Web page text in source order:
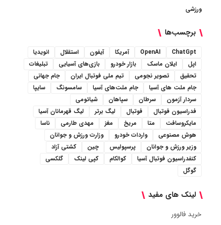
ورزشی
برچسب‌ها
ChatGpt
OpenAI آمریکا آیفون استقلال
انویدیا
اپل
ایلان ماسک بازار خودرو بازی‌های آسیایی
تبلیغات
تحقیق
تصویر نجومی تیم ملی فوتبال ایران
جام جهانی
جام ملت های آسیا
جام ملت‌های آسیا سامسونگ
سایپا
سردار آزمون
سرطان سپاهان
شیائومی
فدراسیون فوتبال
فوتبال لیگ برتر
لیگ قهرمانان آسیا
مایکروسافت
متا مریخ مغز مهدی طارمی
ناسا
هوش مصنوعی
واردات خودرو
وزارت ورزش و جوانان
وزیر ورزش و جوانان
پرسپولیس چین
کشتی آزاد
کنفدراسیون فوتبال آسیا
کوالکام کپی لینک
گلکسی
گوگل
لینک های مفید
خرید فالوور